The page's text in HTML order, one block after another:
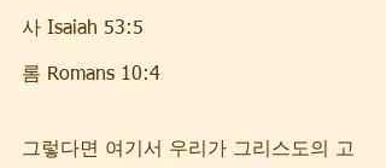
사 Isaiah 53:5
롬 Romans 10:4
그렇다면 여기서 우리가 그리스도의 고